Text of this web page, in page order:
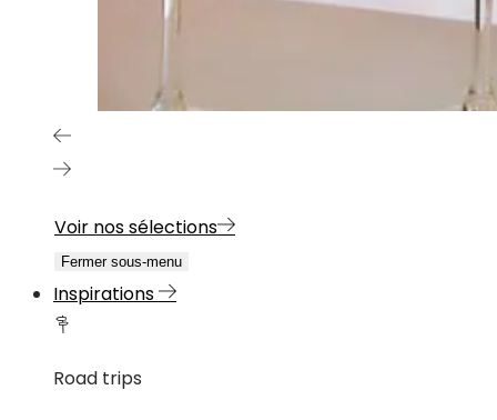
Voir nos sélections
Fermer sous-menu
Inspirations
Road trips